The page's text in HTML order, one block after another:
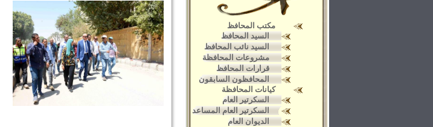
مكتب المحافظ
السيد المحافظ
السيد نائب المحافظ
مشروعات المحافظة
قرارات المحافظ
المحافظون السابقون
كيانات المحافظة
السكرتير العام
السكرتير العام المساعد
الديوان العام